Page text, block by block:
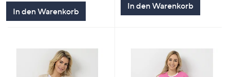
In den Warenkorb
In den Warenkorb